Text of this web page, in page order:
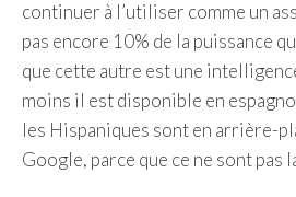
continuer à l’utiliser comme un
pas encore 10% de la puissance
que cette autre est une
moins il est disponible en
les Hispaniques sont en arrière-
Google, parce que ce ne sont pas